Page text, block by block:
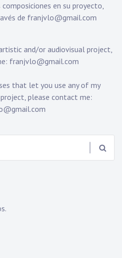
en su proyecto,
de franjvlo@gmail.com
and/or audiovisual project,
franjvlo@gmail.com
that let you use any of my
please contact me: